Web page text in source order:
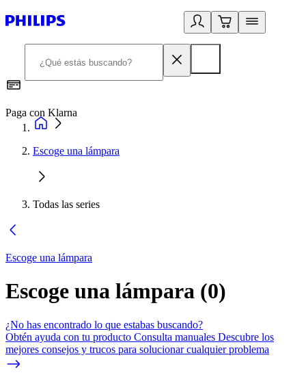
Paga con Klarna
Escoge una lámpara
Todas las series
Escoge una lámpara
Escoge una lámpara (0)
¿No has encontrado lo que estabas buscando?
Obtén ayuda con tu producto Consulta manuales Descubre los
mejores consejos y trucos para solucionar cualquier problema